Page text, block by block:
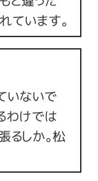
ています。
いないで
わけでは
るしか。松